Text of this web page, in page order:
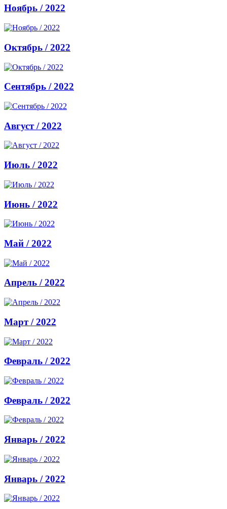
Ноябрь / 2022
Октябрь / 2022
Сентябрь / 2022
Август / 2022
Июль / 2022
Июнь / 2022
Май / 2022
Апрель / 2022
Март / 2022
Февраль / 2022
Февраль / 2022
Январь / 2022
Январь / 2022